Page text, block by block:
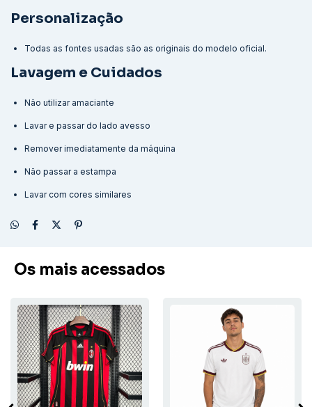
Personalização
Todas as fontes usadas são as originais do modelo oficial.
Lavagem e Cuidados
Não utilizar amaciante
Lavar e passar do lado avesso
Remover imediatamente da máquina
Não passar a estampa
Lavar com cores similares
Os mais acessados